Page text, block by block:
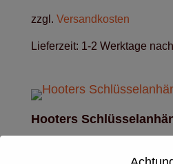
zzgl. Versandkosten
Lieferzeit: 1-2 Werktage
Hooters
9,95€